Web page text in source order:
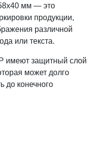
мм — это
продукции,
различной
или текста.
имеют защитный слой
может долго
до конечного